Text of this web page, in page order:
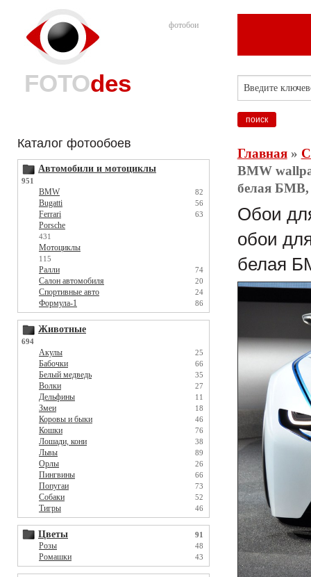
фотобои
FOTOdes
Каталог фотообоев
Автомобили и мотоциклы
951
BMW 82
Bugatti 56
Ferrari 63
Porsche
431
Мотоциклы
115
Ралли 74
Салон автомобиля 20
Спортивные авто 24
Формула-1 86
Животные
694
Акулы 25
Бабочки 66
Белый медведь 35
Волки 27
Дельфины 11
Змеи 18
Коровы и быки 46
Кошки 76
Лошади, кони 38
Львы 89
Орлы 26
Пингвины 66
Попугаи 73
Собаки 52
Тигры 46
Цветы 91
Розы 48
Ромашки 43
Главная»
BMW
белая
Обои
обои
белая